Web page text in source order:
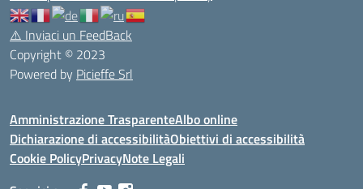
⚠️ Inviaci un FeedBack
Copyright © 2023
Powered by Picieffe Srl
Amministrazione TrasparenteAlbo online
Dichiarazione di accessibilitàObiettivi di accessibilità
Cookie PolicyPrivacyNote Legali